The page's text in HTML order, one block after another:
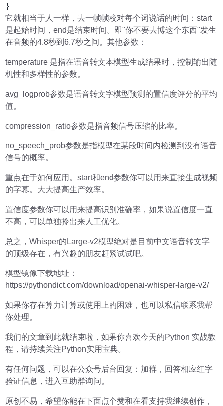
}
它就相当于人一样，去一帧帧校对每个词说话的时间：start
是起始时间，end是结束时间。即"你不要去博这个东西"发生
在音频的4.8秒到6.7秒之间。其他参数：
temperature 是指在语音转文本模型生成结果时，控制输出随
机性和多样性的参数。
avg_logprob参数是语音转文字模型预测的置信度评分的平均
值。
compression_ratio参数是指音频信号压缩的比率。
no_speech_prob参数是指模型在某段时间内检测到没有语音
信号的概率。
重点在于如何应用。start和end参数你可以用来直接生成视频
的字幕。大大提高生产效率。
置信度参数你可以用来提高识别准确率，如果说置信度一直
不高，可以单独拎出来人工优化。
总之，Whisper的Large-v2模型绝对是目前中文语音转文字
的顶级存在，有兴趣的朋友赶紧试试吧。
模型镜像下载地址：
https://pythondict.com/download/openai-whisper-large-v2/
如果你存在算力计算或使用上的困难，也可以私信联系我帮
你处理。
我们的文章到此就结束啦，如果你喜欢今天的Python 实战教
程，请持续关注Python实用宝典。
有任何问题，可以在公众号后台回复：加群，回答相应红字
验证信息，进入互助群询问。
原创不易，希望你能在下面点个赞和在看支持我继续创作，